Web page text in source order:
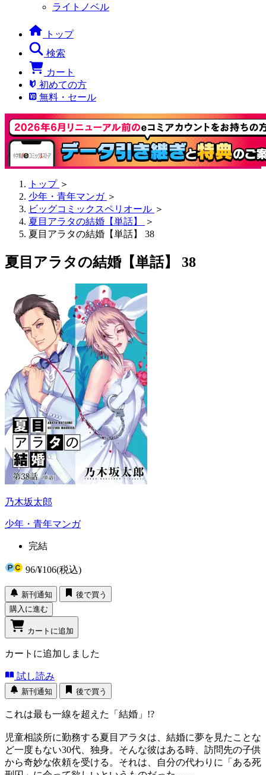
ライトノベル
トップ
検索
カート
初めての方
無料・セール
トップ ＞
少年・青年マンガ ＞
ビッグコミックスペリオール ＞
夏目アラタの結婚【単話】
＞
夏目アラタの結婚【単話】 38
夏目アラタの結婚【単話】 38
乃木坂太郎
少年・青年マンガ
完結
96/¥106(税込)
新刊通知
後で買う
購入に進む
カートに追加
カートに追加しました
試し読み
新刊通知 後で買う
これは最も一線を超えた「結婚」!?
児童相談所に勤務する夏目アラタは、結婚に夢を見たことな
ど一度もない30代、独身。そんな彼はある時、訪問先の子供
から奇妙な依頼を受ける。それは、自分の代わりに「ある死